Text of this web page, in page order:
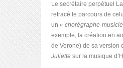
Le secrétaire perpétuel
retracé le parcours de
un « chorégraphe-
exemple, la création en
de Verone) de sa version
Juliette sur la musique